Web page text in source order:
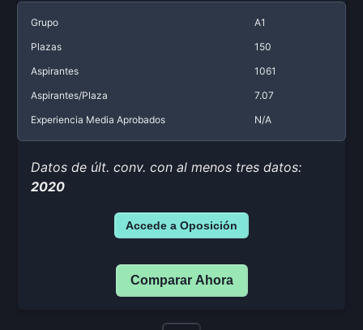
Grupo
A1
Plazas
150
Aspirantes
1061
Aspirantes/Plaza
7.07
Experiencia Media Aprobados
N/A
Datos de últ. conv. con al menos tres datos:
2020
Accede a Oposición
Comparar Ahora